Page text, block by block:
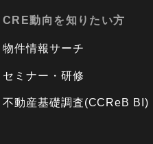
CRE動向を知りたい方
物件情報サーチ
セミナー・研修
不動産基礎調査(CCReB BI)